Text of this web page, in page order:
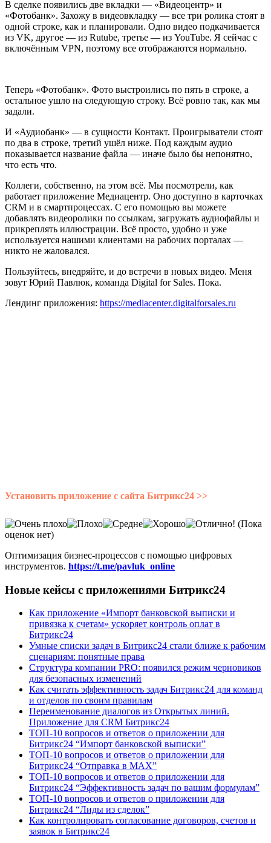
В сделке появились две вкладки — «Видеоцентр» и
«Фотобанк». Захожу в видеовкладку — все три ролика стоят в
одной строке, как и планировали. Одно видео подкачивается
из VK, другое — из Rutube, третье — из YouTube. Я сейчас с
включённым VPN, поэтому все отображаются нормально.
Теперь «Фотобанк». Фото выстроились по пять в строке, а
остальное ушло на следующую строку. Всё ровно так, как мы
задали.
И «Аудиобанк» — в сущности Контакт. Проигрыватели стоят
по два в строке, третий ушёл ниже. Под каждым аудио
показывается название файла — иначе было бы непонятно,
что есть что.
Коллеги, собственно, на этом всё. Мы посмотрели, как
работает приложение Медиацентр. Оно доступно в карточках
CRM и в смартпроцессах. С его помощью вы можете
добавлять видеоролики по ссылкам, загружать аудиофайлы и
прикреплять иллюстрации. Всё просто, удобно и уже
используется нашими клиентами на рабочих порталах —
никто не жаловался.
Пользуйтесь, внедряйте, и до встречи в новых видео. Меня
зовут Юрий Павлюк, команда Digital for Sales. Пока.
Лендинг приложения: https://mediacenter.digitalforsales.ru
Установить приложение с сайта Битрикс24 >>
(Пока
оценок нет)
Оптимизация бизнес-процессов с помощью цифровых
инструментов. https://t.me/pavluk_online
Новые кейсы с приложениями Битрикс24
Как приложение «Импорт банковской выписки и
привязка к счетам» ускоряет контроль оплат в
Битрикс24
Умные списки задач в Битрикс24 стали ближе к рабочим
сценариям: понятные права
Структура компании PRO: появился режим черновиков
для безопасных изменений
Как считать эффективность задач Битрикс24 для команд
и отделов по своим правилам
Переименование диалогов из Открытых линий.
Приложение для CRM Битрикс24
ТОП-10 вопросов и ответов о приложении для
Битрикс24 “Импорт банковской выписки”
ТОП-10 вопросов и ответов о приложении для
Битрикс24 “Отправка в МАХ”
ТОП-10 вопросов и ответов о приложении для
Битрикс24 “Эффективность задач по вашим формулам”
ТОП-10 вопросов и ответов о приложении для
Битрикс24 “Лиды из сделок”
Как контролировать согласование договоров, счетов и
заявок в Битрикс24